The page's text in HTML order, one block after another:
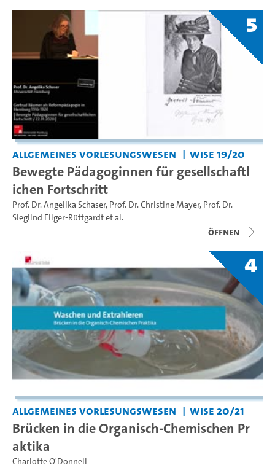
5
Allgemeines Vorlesungswesen WiSe 19/20
Bewegte Pädagoginnen für gesellschaftl
ichen Fortschritt
Prof. Dr. Angelika Schaser, Prof. Dr. Christine Mayer, Prof. Dr.
Sieglind Ellger-Rüttgardtet al.
Öffnen
4
Allgemeines Vorlesungswesen WiSe 20/21
Brücken in die Organisch-Chemischen Pr
aktika
Charlotte O'Donnell